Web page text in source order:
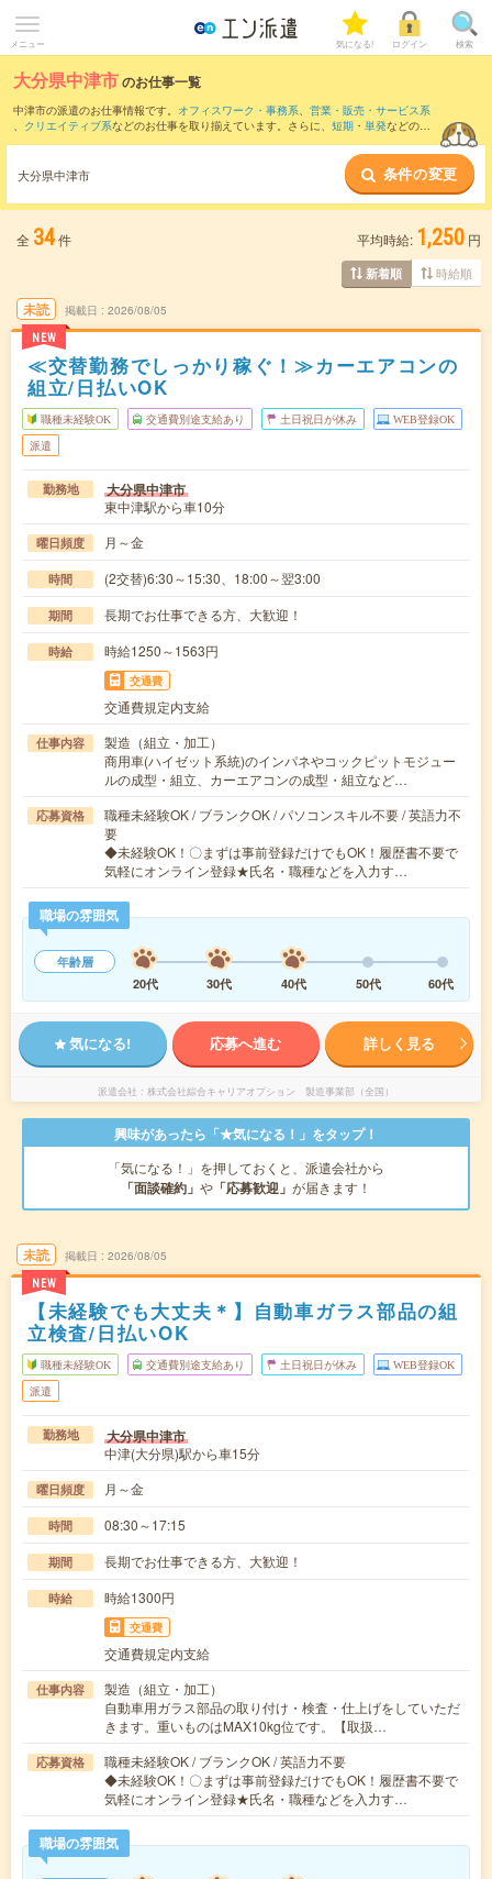
メニュー 気になる! ログイン 検索
大分県中津市のお仕事一覧
中津市の派遣のお仕事情報です。 オフィスワーク・事務系、 営業・販売・サービス系
、 クリエイティブ系などのお仕事を取り揃えています。さらに、 短期 ・ 単発などの期
また、豊前市・ など隣接エリアのお仕事もご確認いただけます。
大分県中津市 条件の変更
全 34件 平均時給: 1,250 円
新着順 時給順
未読
NEW
掲載日 2026/08/05
≪交替勤務でしっかり稼ぐ！≫カーエアコンの
組立/日払いOK
職種未経験OK 交通費別途支給あり 土日祝日が休み WEB登録OK
派遣
勤務地 大分県中津市
東中津駅から車10分
曜日頻度 月～金
時間 (2交替)6:30～15:30、18:00～翌3:00
期間 長期でお仕事できる方、大歓迎！
時給 時給1250～1563円
交通費
交通費規定内支給
仕事内容
製造（組立・加工）
商用車(ハイゼット系統)のインパネやコックピットモジュー
ルの成型・組立、カーエアコンの成型・組立など…
応募資格
職種未経験OK / ブランクOK / パソコンスキル不要 / 英語力不
要
◆未経験OK！〇まずは事前登録だけでもOK！履歴書不要で
気軽にオンライン登録★氏名・職種などを入力す…
職場の雰囲気
年齢層
20代
30代 40代 50代 60代
気になる! 応募へ進む 詳しく見る
派遣会社 株式会社綜合キャリアオプション 製造事業部（全国）
興味があったら「★気になる！」をタップ！
「気になる！」を押しておくと、派遣会社から
「面談確約」 や 「応募歓迎」 が届きます！
未読
NEW
掲載日 2026/08/05
【未経験でも大丈夫＊】自動車ガラス部品の組
立検査/日払いOK
職種未経験OK 交通費別途支給あり 土日祝日が休み WEB登録OK
派遣
勤務地 大分県中津市
中津(大分県)駅から車15分
曜日頻度 月～金
時間 08:30～17:15
期間 長期でお仕事できる方、大歓迎！
時給 時給1300円
交通費
交通費規定内支給
仕事内容
製造（組立・加工）
自動車用ガラス部品の取り付け・検査・仕上げをしていただ
きます。重いものはMAX10kg位です。【取扱…
応募資格
職種未経験OK / ブランクOK / 英語力不要
◆未経験OK！〇まずは事前登録だけでもOK！履歴書不要で
気軽にオンライン登録★氏名・職種などを入力す…
職場の雰囲気